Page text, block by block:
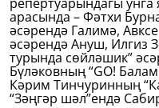
арасында – Фәтхи
әсәрендә Галимә,
әсәрендә Ануш, Илгиз
турында сөйләшик”
Бүләковның “GO!
Кәрим Тинчуринның
“Зәңгәр шәл”ендә